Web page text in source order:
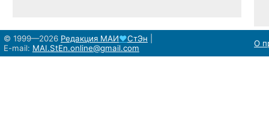
© 1999—2026 Редакция МАИ♥СтЭн
E-mail: MAI.StEn.online@gmail.com О